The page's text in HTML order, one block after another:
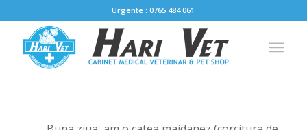
Urgente : 0765 484 061